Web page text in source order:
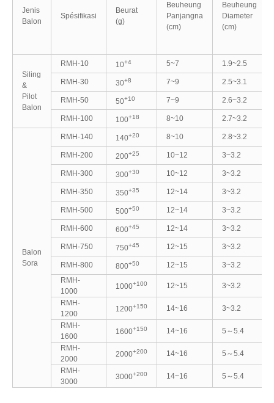
Jenis
Balon
Spésifikasi
Beurat
(g)
Beuheung
Panjangna
(cm)
Beuheung
Diameter
(cm)
Siling
&
Pilot
Balon
RMH-10 10+4 5~7 1.9~2.5
RMH-30 30+8 7~9 2.5~3.1
RMH-50 50+10 7~9 2.6~3.2
RMH-100 100+18 8~10 2.7~3.2
Balon
Sora
RMH-140 140+20 8~10 2.8~3.2
RMH-200 200+25 10~12 3~3.2
RMH-300 300+30 10~12 3~3.2
RMH-350 350+35 12~14 3~3.2
RMH-500 500+50 12~14 3~3.2
RMH-600 600+45 12~14 3~3.2
RMH-750 750+45 12~15 3~3.2
RMH-800 800+50 12~15
3~3.2
RMH-
1000
1000+100 12~15
3~3.2
RMH-
1200
1200+150 14~16
3~3.2
RMH-
1600
1600+150 14~16
5～5.4
RMH-
2000
2000+200 14~16
5～5.4
RMH-
3000
3000+200 14~16 5～5.4